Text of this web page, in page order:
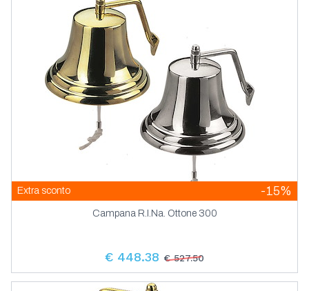
Extra sconto -15%
Campana R.I.Na. Ottone 300
€ 448.38 € 527.50
Tenditori In Acciaio Inox Aisi 316
Terminali E Lande In Acciaio Inox Aisi 316